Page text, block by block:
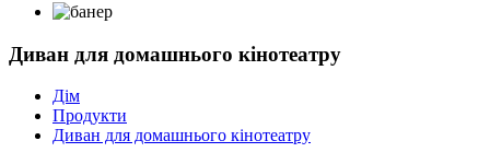
Диван для домашнього кінотеатру
Дім
Продукти
Диван для домашнього кінотеатру